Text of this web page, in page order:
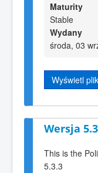
Maturity
Stable
Wydany
środa, 03
Wyświetl
Wersja
This is the
5.3.3